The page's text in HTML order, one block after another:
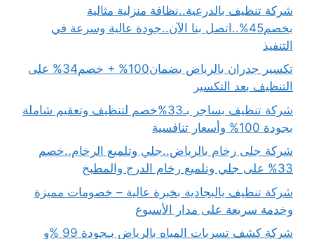
شركة تنظيف بالدرعية..نظافة منزلية مثالية
بخصم45%..اتصل بنا الآن..جودة عالية وسرعة في
التنفيذ
تكسير جدران بالرياض بضمان100% + خصم34% على
التنظيف بعد التكسير
شركة تنظيف بساجر بـ33%خصم لتنظيف وتعقيم شاملة
بجودة 100% وأسعار تنافسية
شركة جلى رخام بالرياض..جلي وتلميع الرخام..خصم
33% على جلي وتلميع رخام الدرج والمطبخ
شركة تنظيف بالبجادية بخبرة عالية – خصومات مميزة
وخدمة سريعة على مدار الأسبوع
شركة كشف تسربات المياه بالرياض بـجودة 99 %و